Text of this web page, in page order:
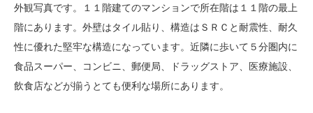
外観写真です。１１階建てのマンションで所在階は１１階の最上
階にあります。外壁はタイル貼り、構造はＳＲＣと耐震性、耐久
性に優れた堅牢な構造になっています。近隣に歩いて５分圏内に
食品スーパー、コンビニ、郵便局、ドラッグストア、医療施設、
飲食店などが揃うとても便利な場所にあります。